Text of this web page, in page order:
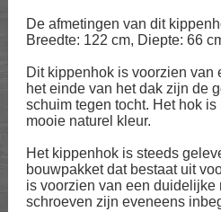
De afmetingen van dit
Breedte: 122 cm, Diepte: 66
Dit kippenhok is voorzien van
het einde van het dak zijn de
schuim tegen tocht. Het hok
mooie naturel kleur.
Het kippenhok is steeds
bouwpakket dat bestaat uit
is voorzien van een
schroeven zijn eveneens